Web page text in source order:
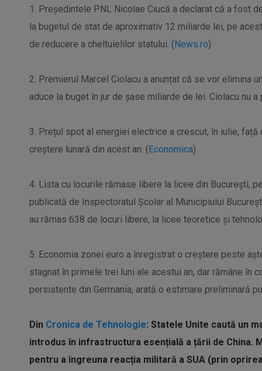
1. Preşedintele PNL Nicolae Ciucă a declarat că a fost
la bugetul de stat de aproximativ 12 miliarde lei, pe
de reducere a cheltuielilor statului. (News.ro)
2. Premierul Marcel Ciolacu a anunțat că se vor elimina
aduce la buget în jur de șase miliarde de lei. Ciolacu nu
3. Prețul spot al energiei electrice a crescut, în iulie, față
creștere lunară din acest an. (Economica)
4. Lista cu locurile rămase libere la licee din București,
publicată de Inspectoratul Școlar al Municipiului
au rămas 638 de locuri libere, la licee teoretice și
5. Economia zonei euro a înregistrat o creștere peste
stagnat în primele trei luni ale acestui an, dar rămâne în
persistente din Germania, arată o estimare preliminară
Din Cronica de Tehnologie: Statele Unite caută un
introdus în infrastructura esențială a țării de China.
pentru a îngreuna reacția militară a SUA (prin